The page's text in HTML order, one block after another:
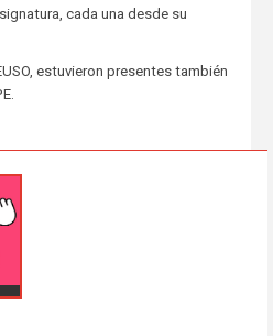
cada una desde su
estuvieron presentes también